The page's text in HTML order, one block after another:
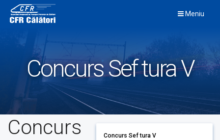
content
Meniu
Concurs Sef tura V
Concurs
Concurs Sef tura V